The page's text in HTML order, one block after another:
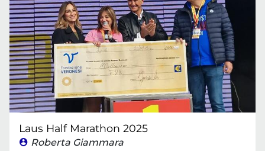
Laus Half Marathon 2025
Roberta Giammara